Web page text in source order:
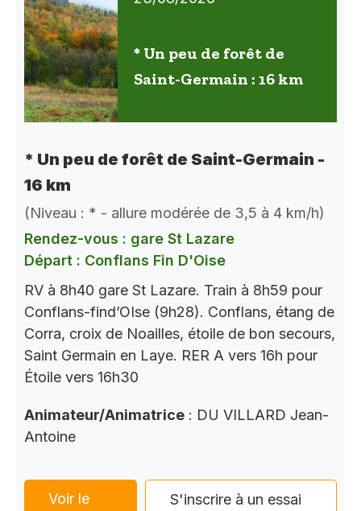
* Un peu de forêt de
Saint-Germain : 16 km
* Un peu de forêt de Saint-Germain -
16 km
(Niveau : * - allure modérée de 3,5 à 4 km/h)
Rendez-vous : gare St Lazare
Départ : Conflans Fin D'Oise
RV à 8h40 gare St Lazare. Train à 8h59 pour
Conflans-find’OIse (9h28). Conflans, étang de
Corra, croix de Noailles, étoile de bon secours,
Saint Germain en Laye. RER A vers 16h pour
Étoile vers 16h30
Animateur/Animatrice : DU VILLARD Jean-
Antoine
Voir le
S'inscrire à un essai